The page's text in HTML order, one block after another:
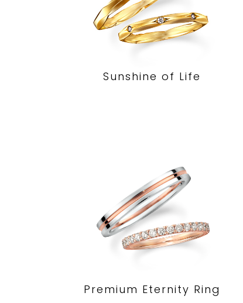
Sunshine of Life
Premium Eternity Ring